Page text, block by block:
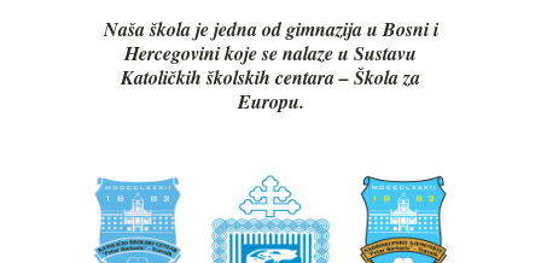
Naša škola je jedna od gimnazija u Bosni i
Hercegovini koje se nalaze u Sustavu
Katoličkih školskih centara – Škola za
Europu.